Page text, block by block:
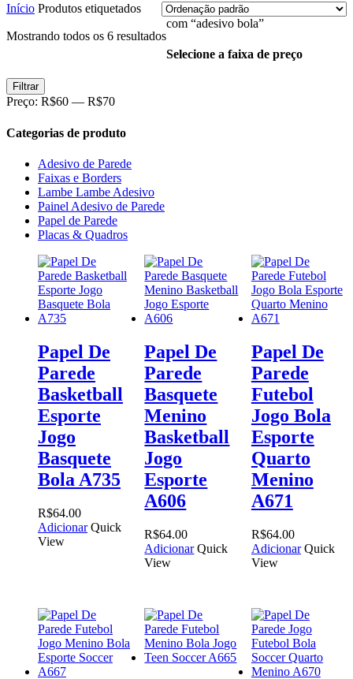
Mostrando todos os 6 resultados
Início Produtos etiquetados
com “adesivo bola”
Selecione a faixa de preço
Preço
mínimo
Preço
máximo
Filtrar
Preço: R$60 — R$70
Categorias de produto
Adesivo de Parede
Faixas e Borders
Lambe Lambe Adesivo
Painel Adesivo de Parede
Papel de Parede
Placas & Quadros
Papel De
Parede
Basketball
Esporte
Jogo
Basquete
Bola A735
R$64.00
Adicionar Quick
View
Papel De
Parede
Basquete
Menino
Basketball
Jogo
Esporte
A606
R$64.00
Adicionar Quick
View
Papel De
Parede
Futebol
Jogo Bola
Esporte
Quarto
Menino
A671
R$64.00
Adicionar Quick
View